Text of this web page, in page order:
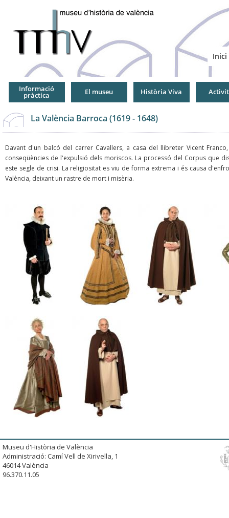
Inici
Informació
pràctica El museu Història Viva
La València Barroca (1619 - 1648)
Davant d'un balcó del carrer Cavallers, a casa del llibreter Vicent
conseqüències de l'expulsió dels moriscos. La processó del Corpus que
este segle de crisi. La religiositat es viu de forma extrema i és causa
València, deixant un rastre de mort i misèria.
Museu d'Història de València
Administració: Camí Vell de Xirivella, 1
46014 València
96.370.11.05